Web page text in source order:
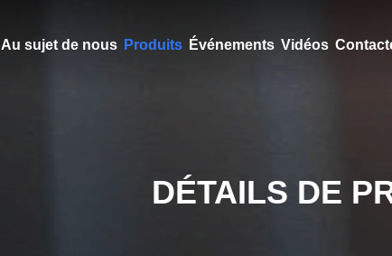
Au sujet de nous Produits Événements Vidéos
DÉTAILS DE